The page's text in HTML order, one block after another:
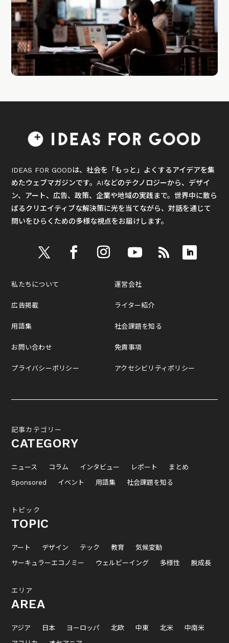
IDEAS FOR GOODは、社会を「もっと」よくするアイデアを集
めたウェブマガジンです。AIなどのテクノロジーから、デザイ
ン、アート、広告、政策、企業や地域の実践まで。世界中に散ら
ばるクリエイティブな解決策に光を当てながら、対話を通じて
問いをひらくための多様な視点をお届けします。
私たちについて
広告掲載
用語集
お問い合わせ
プライバシーポリシー
運営会社
ライター紹介
社会課題を知る
免責事項
アクセシビリティポリシー
記事カテゴリー
CATEGORY
ニュース コラム インタビュー レポート
まとめ
Sponsored
イベント 用語集 社会課題を知る
トピック
TOPIC
アート デザイン テック 教育
気候変動
サーキュラーエコノミー
ウェルビーイング 多様性 脱成長
エリア
AREA
アジア 日本 ヨーロッパ 北欧 中東 北米
中南米